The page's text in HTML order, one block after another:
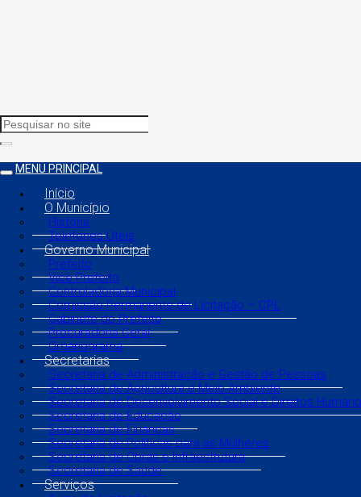
MENU PRINCIPAL
Início
O Município
História
Telefones Úteis
Governo Municipal
Prefeito
Vice Prefeito
Controladoria Municipal
Comissão Permanente de Licitação – CPL
Gabinete do Prefeito
Procuradoria Geral
Organograma
Secretarias
Secretaria de Administração e Gestão de Pessoas
Secretaria de Agricultura e Meio Ambiente
Secretaria de Desenvolvimento Social e Direitos
Secretaria de Educação
Secretaria de Finanças
Secretaria de Políticas para as Mulheres
Secretaria de Obras e Infraestrutura
Secretaria de Saúde
Serviços